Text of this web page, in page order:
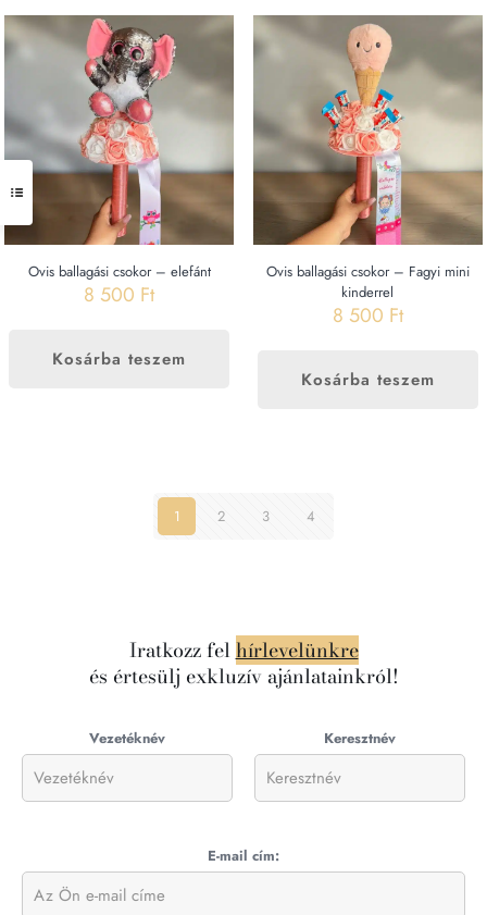
Ovis ballagási csokor – elefánt
8 500 Ft
Kosárba teszem
Ovis ballagási csokor – Fagyi mini
kinderrel
8 500 Ft
Kosárba teszem
1 2 3 4
Iratkozz felhírlevelünkre
és értesülj exkluzív ajánlatainkról!
Vezetéknév Keresztnév
E-mail cím: